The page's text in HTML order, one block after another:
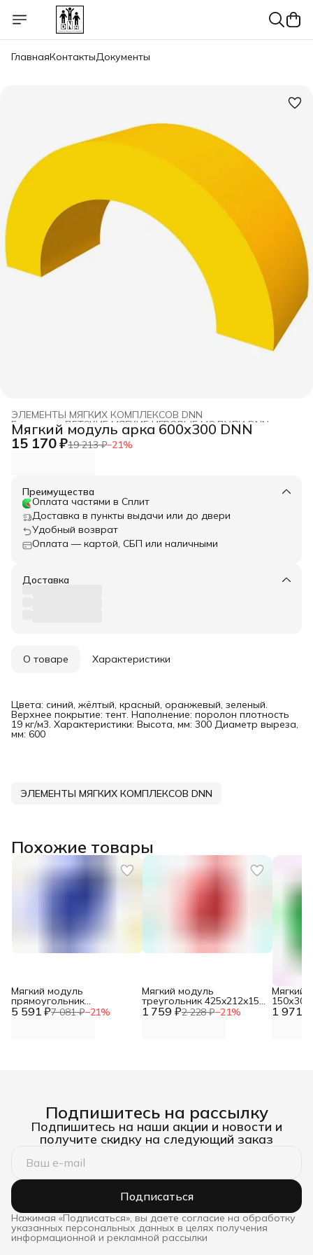
ГлавнаяКонтактыДокументы
ЭЛЕМЕНТЫ МЯГКИХ КОМПЛЕКСОВ DNN
ДЕТСКИЕ МЯГКИЕ ИГРОВЫЕ МОДУЛИ DNN
Главная ›
Мягкий модуль арка 600х300 DNN
15 170 ₽19 213 ₽−21%
Преимущества
Оплата частями в Сплит
Доставка в пункты выдачи или до двери
Удобный возврат
Оплата — картой, СБП или наличными
Доставка
О товаре Характеристики
Цвета: синий, жёлтый, красный, оранжевый, зеленый.
Верхнее покрытие: тент. Наполнение: поролон плотность
19 кг/м3. Характеристики: Высота, мм: 300 Диаметр выреза,
мм: 600
ЭЛЕМЕНТЫ МЯГКИХ КОМПЛЕКСОВ DNN
Похожие товары
5 591 ₽7 081 ₽−21%
Мягкий модуль
прямоугольник
900х300х150 DNN 1 759 ₽2 228 ₽−21%
Мягкий модуль
треугольник 425x212x150
DNN 1 971 ₽
Мягкий
Подпишитесь на рассылку
Подпишитесь на наши акции и новости и
получите скидку на следующий заказ
Подписаться
Нажимая «Подписаться», вы даете согласие на обработку
указанных персональных данных в целях получения
информационной и рекламной рассылки